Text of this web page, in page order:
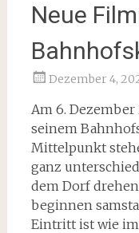
Neue
Dezember 4,
Am 6.
seinem
Mittelpunkt
ganz
dem Dorf
beginnen
Eintritt ist wie